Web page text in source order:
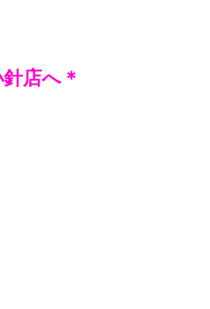
店へ＊